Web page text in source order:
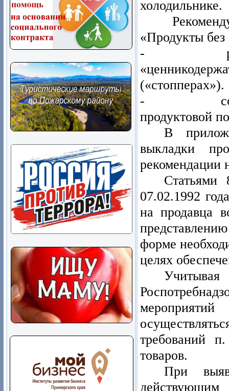
холодильнике.
«Продукты
-
(«стопперах»).
-
продуктовой
В
выкладки
рекомендации
07.02.1992
на продавца
форме
целях
требований
товаров.
При
действующим